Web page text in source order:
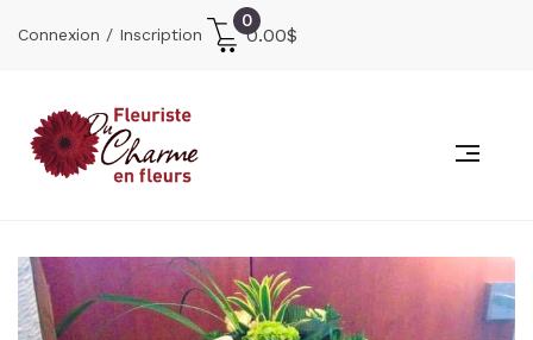
Connexion / Inscription
0
0.00$